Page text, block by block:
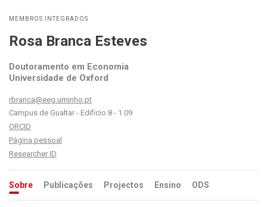
MEMBROS INTEGRADOS
Rosa Branca Esteves
Doutoramento em Economia
Universidade de Oxford
rbranca@eeg.uminho.pt
Campus de Gualtar - Edificio 8 - 1.09
ORCID
Página pessoal
Researcher ID
Sobre Publicações Projectos Ensino ODS